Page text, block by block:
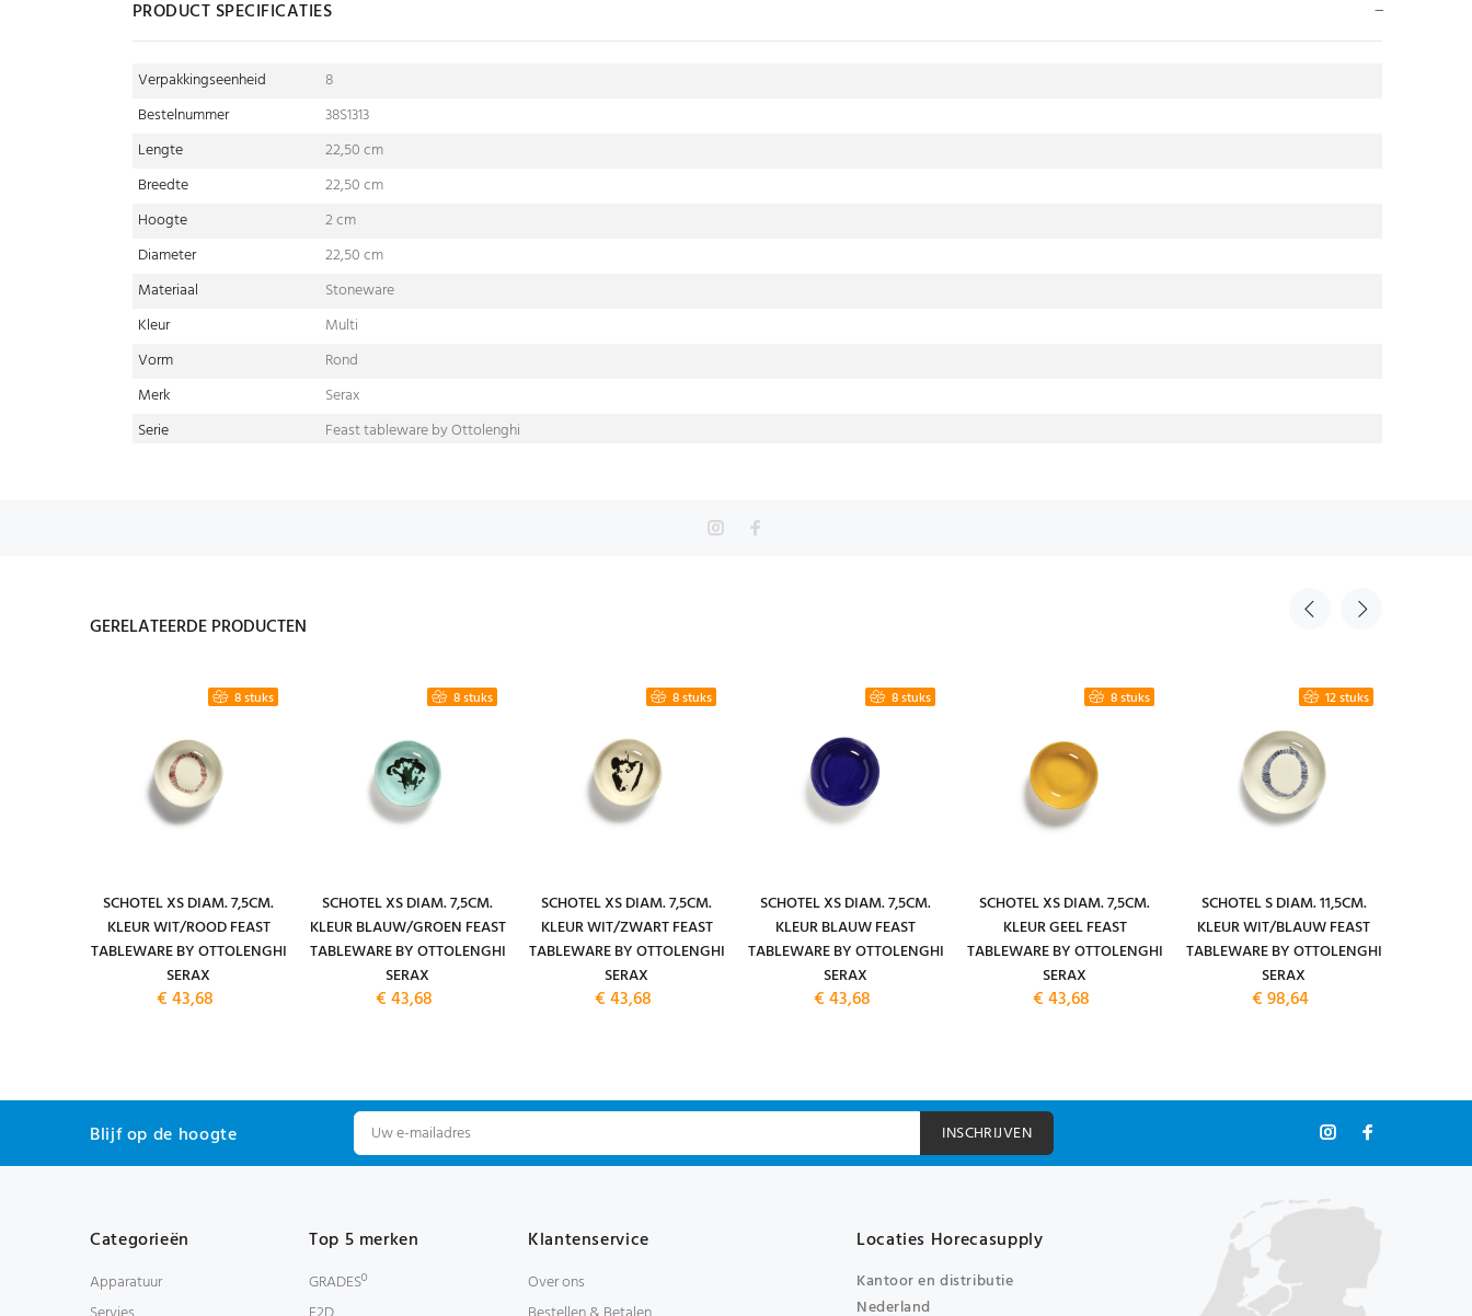
PRODUCT SPECIFICATIES
Verpakkingseenheid
8
Bestelnummer
38S1313
Lengte
22,50 cm
Breedte
22,50 cm
Hoogte
2 cm
Diameter
22,50 cm
Materiaal
Stoneware
Kleur
Multi
Vorm
Rond
Merk
Serax
Serie
Feast tableware by Ottolenghi
GERELATEERDE PRODUCTEN
8 stuks
SCHOTEL XS DIAM. 7,5CM.
KLEUR WIT/ROOD FEAST
TABLEWARE BY OTTOLENGHI
SERAX
€ 43,68
8 stuks
SCHOTEL XS DIAM. 7,5CM.
KLEUR BLAUW/GROEN FEAST
TABLEWARE BY OTTOLENGHI
SERAX
€ 43,68
8 stuks
SCHOTEL XS DIAM. 7,5CM.
KLEUR WIT/ZWART FEAST
TABLEWARE BY OTTOLENGHI
SERAX
€ 43,68
8 stuks
SCHOTEL XS DIAM. 7,5CM.
KLEUR BLAUW FEAST
TABLEWARE BY OTTOLENGHI
SERAX
€ 43,68
8 stuks
SCHOTEL XS DIAM. 7,5CM.
KLEUR GEEL FEAST
TABLEWARE BY OTTOLENGHI
SERAX
€ 43,68
12 stuks
SCHOTEL S DIAM. 11,5CM.
KLEUR WIT/BLAUW FEAST
TABLEWARE BY OTTOLENGHI
SERAX
€ 98,64
Blijf op de hoogte INSCHRIJVEN
Categorieën
Apparatuur
Top 5 merken
GRADESº
Klantenservice
Over ons
Locaties Horecasupply
Kantoor en distributie
Nederland